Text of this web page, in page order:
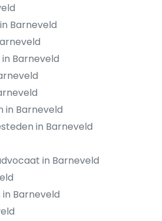
Barneveld
Barneveld
in Barneveld
in Barneveld
in Barneveld
Barneveld